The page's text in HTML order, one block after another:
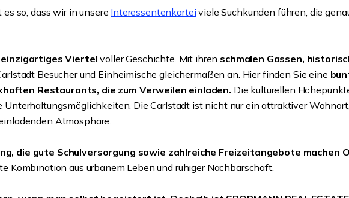
so, dass wir in unsere Interessentenkartei viele Suchkunden führen, die
einzigartiges Viertelvoller Geschichte. Mit ihren schmalen Gassen,
Besucher und Einheimische gleichermaßen an. Hier finden Sie eine
Restaurants, die zum Verweilen einladen. Die kulturellen
Die Carlstadt ist nicht nur ein attraktiver
Atmosphäre.
die gute Schulversorgung sowie zahlreiche Freizeitangebote machen
Kombination aus urbanem Leben und ruhiger Nachbarschaft.